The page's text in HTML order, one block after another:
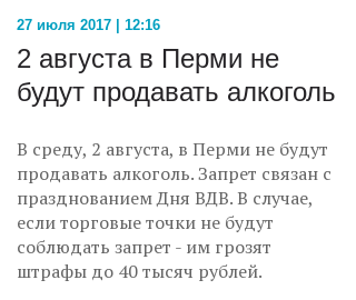
27 июля 2017 | 12:16
2 августа в Перми не
будут продавать алкоголь
В среду, 2 августа, в Перми не будут
продавать алкоголь. Запрет связан с
празднованием Дня ВДВ. В случае,
если торговые точки не будут
соблюдать запрет - им грозят
штрафы до 40 тысяч рублей.